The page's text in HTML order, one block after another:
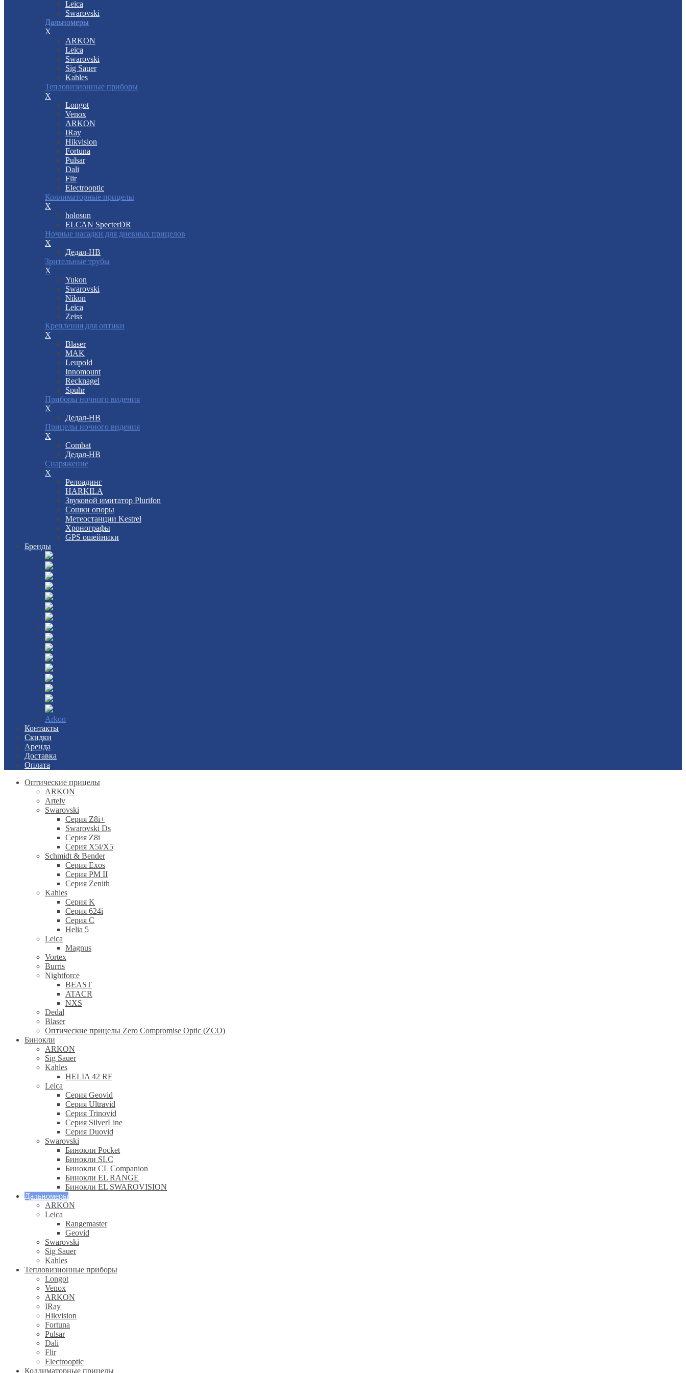
Leica
Swarovski
Дальномеры
X
ARKON
Leica
Swarovski
Sig Sauer
Kahles
Тепловизионные приборы
X
Longot
Venox
ARKON
IRay
Hikvision
Fortuna
Pulsar
Dali
Flir
Electrooptic
Коллиматорные прицелы
X
holosun
ELCAN SpecterDR
Ночные насадки для дневных прицелов
X
Дедал-НВ
Зрительные трубы
X
Yukon
Swarovski
Nikon
Leica
Zeiss
Крепления для оптики
X
Blaser
MAK
Leupold
Innomount
Recknagel
Spuhr
Приборы ночного видения
X
Дедал-НВ
Прицелы ночного видения
X
Combat
Дедал-НВ
Снаряжение
X
Релоадинг
HARKILA
Звуковой имитатор Plurifon
Сошки опоры
Метеостанции Kestrel
Хронографы
GPS ошейники
Бренды
Arkon
Контакты
Скидки
Аренда
Доставка
Оплата
Оптические прицелы
ARKON
Artelv
Swarovski
Серия Z8i+
Swarovski Ds
Серия Z8i
Серия X5i/X5
Schmidt & Bender
Серия Exos
Серия PM II
Cерия Zenith
Kahles
Серия K
Серия 624i
Серия С
Helia 5
Leica
Magnus
Vortex
Burris
Nightforce
BEAST
ATACR
NXS
Dedal
Blaser
Оптические прицелы Zero Compromise Optic (ZCO)
Бинокли
ARKON
Sig Sauer
Kahles
HELIA 42 RF
Leica
Серия Geovid
Серия Ultravid
Серия Trinovid
Серия SilverLine
Серия Duovid
Swarovski
Бинокли Pocket
Бинокли SLC
Бинокли CL Companion
Бинокли EL RANGE
Бинокли EL SWAROVISION
Дальномеры
ARKON
Leica
Rangemaster
Geovid
Swarovski
Sig Sauer
Kahles
Тепловизионные приборы
Longot
Venox
ARKON
IRay
Hikvision
Fortuna
Pulsar
Dali
Flir
Electrooptic
Коллиматорные прицелы